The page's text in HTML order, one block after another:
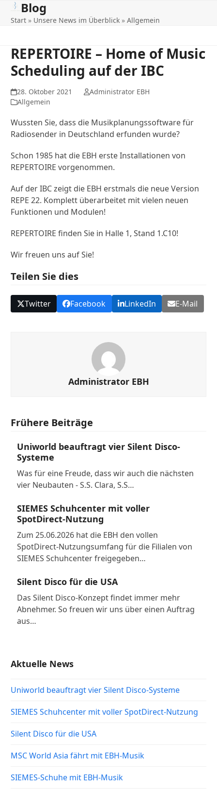
SkipOpen
mobile
Close
mobile
Blog
Start » Unsere News im Überblick »Allgemein
REPERTOIRE – Home of Music
Scheduling auf der IBC
28. Oktober 2021
Administrator EBH
Allgemein
Wussten Sie, dass die Musikplanungssoftware für
Radiosender in Deutschland erfunden wurde?
Schon 1985 hat die EBH erste Installationen von
REPERTOIRE vorgenommen.
Auf der IBC zeigt die EBH erstmals die neue Version
REPE 22. Komplett überarbeitet mit vielen neuen
Funktionen und Modulen!
REPERTOIRE finden Sie in Halle 1, Stand 1.C10!
Wir freuen uns auf Sie!
Teilen Sie dies
Twitter Facebook LinkedIn E-Mail
Administrator EBH
Frühere Beiträge
Uniworld beauftragt vier Silent Disco-
Systeme
Was für eine Freude, dass wir auch die nächsten
vier Neubauten - S.S. Clara, S.S…
SIEMES Schuhcenter mit voller
SpotDirect-Nutzung
Zum 25.06.2026 hat die EBH den vollen
SpotDirect-Nutzungsumfang für die Filialen von
SIEMES Schuhcenter freigegeben…
Silent Disco für die USA
Das Silent Disco-Konzept findet immer mehr
Abnehmer. So freuen wir uns über einen Auftrag
aus…
Aktuelle News
Uniworld beauftragt vier Silent Disco-Systeme
SIEMES Schuhcenter mit voller SpotDirect-Nutzung
Silent Disco für die USA
MSC World Asia fährt mit EBH-Musik
SIEMES-Schuhe mit EBH-Musik